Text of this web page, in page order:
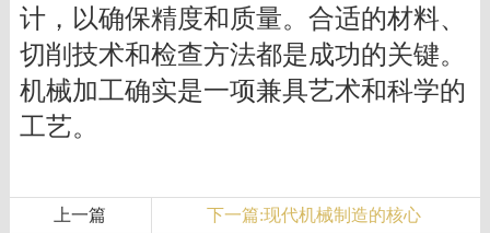
计，以确保精度和质量。合适的材料、
切削技术和检查方法都是成功的关键。
机械加工确实是一项兼具艺术和科学的
工艺。
上一篇 下一篇:现代机械制造的核心